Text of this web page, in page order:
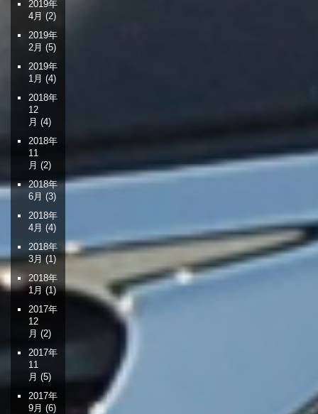
2019年
4月 (2)
2019年
2月 (5)
2019年
1月 (4)
2018年
12
月 (4)
2018年
11
月 (2)
2018年
6月 (3)
2018年
4月 (4)
2018年
3月 (1)
2018年
1月 (1)
2017年
12
月 (2)
2017年
11
月 (5)
2017年
9月 (6)